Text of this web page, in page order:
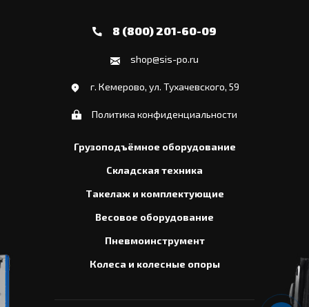
8 (800) 201-60-09
shop@sis-po.ru
г. Кемерово, ул. Тухачевского, 59
Политика конфиденциальности
Грузоподъёмное оборудование
Складская техника
Такелаж и комплектующие
Весовое оборудование
Пневмоинструмент
Колеса и колесные опоры